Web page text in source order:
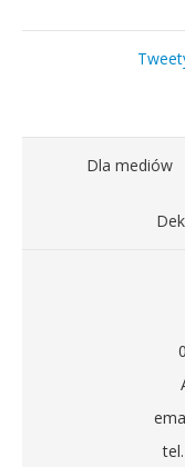
Dla mediów